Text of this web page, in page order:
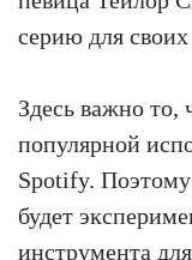
серию для
Здесь важно то,
популярной
Spotify.
будет
инструмента